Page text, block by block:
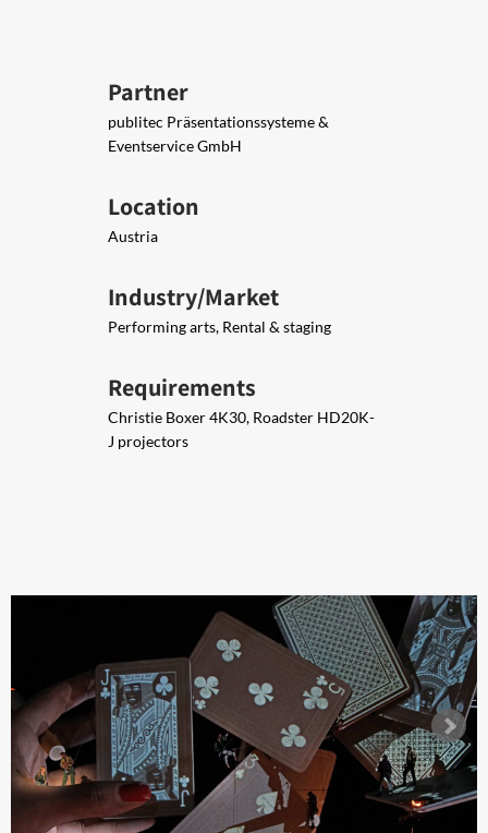
Partner
publitec Präsentationssysteme &
Eventservice GmbH
Location
Austria
Industry/Market
Performing arts, Rental & staging
Requirements
Christie Boxer 4K30, Roadster HD20K-
J projectors​​​